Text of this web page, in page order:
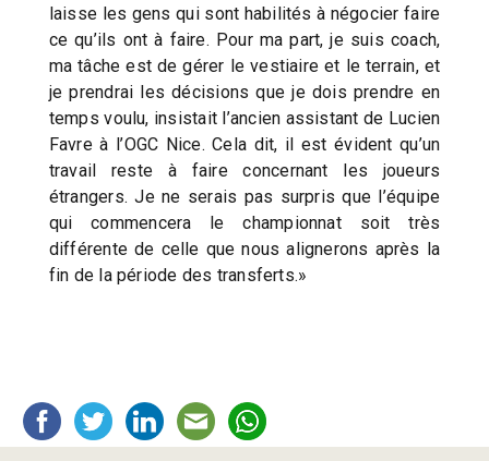
laisse les gens qui sont habilités à négocier faire
ce qu’ils ont à faire. Pour ma part, je suis coach,
ma tâche est de gérer le vestiaire et le terrain, et
je prendrai les décisions que je dois prendre en
temps voulu, insistait l’ancien assistant de Lucien
Favre à l’OGC Nice. Cela dit, il est évident qu’un
travail reste à faire concernant les joueurs
étrangers. Je ne serais pas surpris que l’équipe
qui commencera le championnat soit très
différente de celle que nous alignerons après la
fin de la période des transferts.»